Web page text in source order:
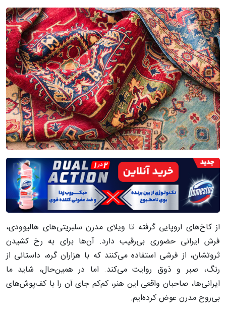
از کاخ‌های اروپایی گرفته تا ویلای مدرن سلبریتی‌های هالیوودی،
فرش ایرانی حضوری بی‌رقیب دارد. آن‌ها برای به رخ کشیدن
ثروتشان، از فرشی استفاده می‌کنند که با هزاران گره، داستانی از
رنگ، صبر و ذوق روایت می‌کند. اما در همین‌حال، شاید ما
ایرانی‌ها، صاحبان واقعی این هنر، کم‌کم جای آن را با کف‌پوش‌های
بی‌روح مدرن عوض کرده‌ایم.